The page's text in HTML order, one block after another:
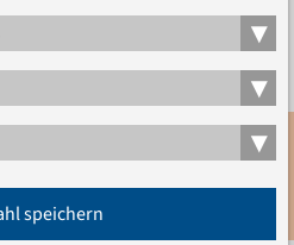
Veranstaltung. „Dafür haben
und methodische
politischen Bildung, der
der Körperarbeit und vieles
und die eigenen
die Arbeit im Projekt haben
Anmeldung
▾
▾
▾
speichern